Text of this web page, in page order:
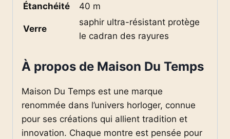
Étanchéité 40 m
Verre
saphir ultra-résistant protège
le cadran des rayures
À propos de Maison Du Temps
Maison Du Temps est une marque
renommée dans l’univers horloger, connue
pour ses créations qui allient tradition et
innovation. Chaque montre est pensée pour